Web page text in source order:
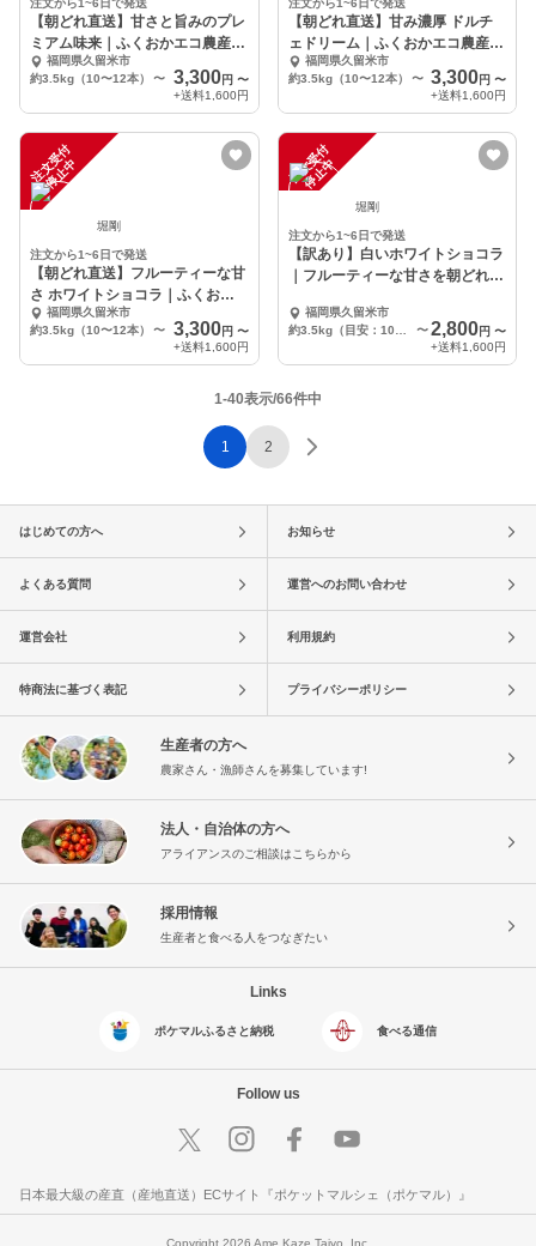
注文から1~6日で発送
【朝どれ直送】甘さと旨みのプレ
ミアム味来｜ふくおかエコ農産物
認証福岡県久留米市
約3.5kg（10〜12本）
〜 3,300円 〜
+送料1,600円
注文から1~6日で発送
【朝どれ直送】甘み濃厚 ドルチ
ェドリーム｜ふくおかエコ農産物
認証福岡県久留米市
約3.5kg（10〜12本）
〜 3,300円 〜
+送料1,600円
注
文
受
付
停
止
中
堀剛
注文から1~6日で発送
【朝どれ直送】フルーティーな甘
さ ホワイトショコラ｜ふくおか
エコ農産物認証
福岡県久留米市
約3.5kg（10〜12本）
〜 3,300円 〜
+送料1,600円
注
文
受
付
停
止
中
堀剛
注文から1~6日で発送
【訳あり】白いホワイトショコラ
｜フルーティーな甘さを朝どれ直
福岡県久留米市
〜2,800円 〜
+送料1,600円
1-40表示/66件中
1 2
はじめての方へ お知らせ
よくある質問 運営へのお問い合わせ
運営会社 利用規約
特商法に基づく表記 プライバシーポリシー
生産者の方へ
農家さん・漁師さんを募集しています!
法人・自治体の方へ
アライアンスのご相談はこちらから
採用情報
生産者と食べる人をつなぎたい
Links
ポケマルふるさと納税 食べる通信
Follow us
日本最大級の産直（産地直送）ECサイト『ポケットマルシェ（ポケマル）』
Copyright 2026 Ame Kaze Taiyo, Inc.